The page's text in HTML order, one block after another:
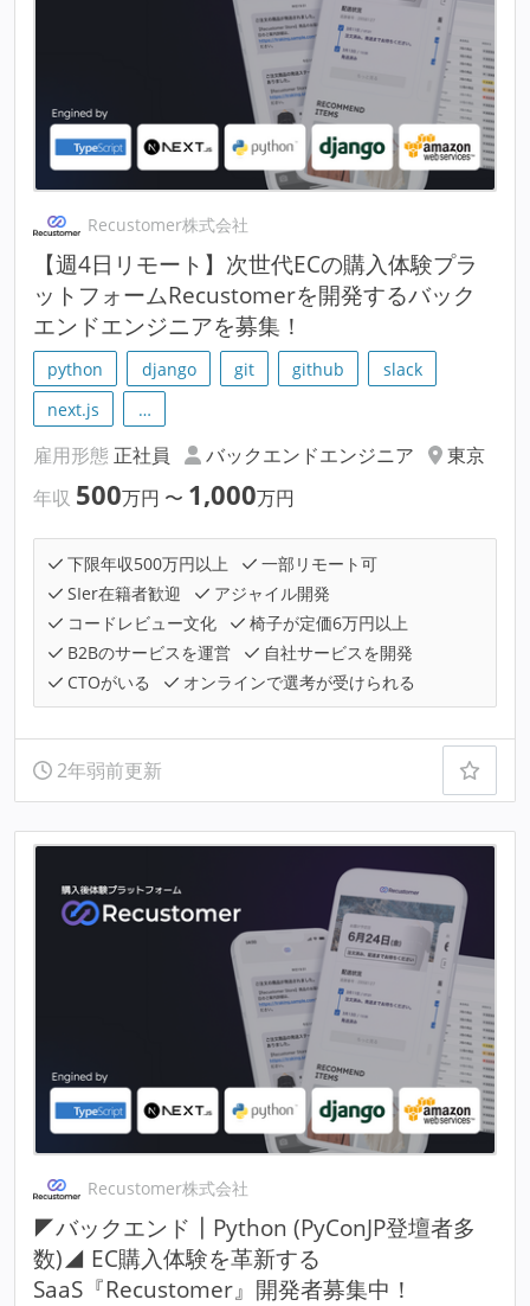
Recustomer株式会社
【週4日リモート】次世代ECの購入体験プラ
ットフォームRecustomerを開発するバック
エンドエンジニアを募集！
python django git github
slack
next.js
…
雇用形態 正社員 バックエンドエンジニア
東京
年収 500万円 〜 1,000万円
下限年収500万円以上
一部リモート可
SIer在籍者歓迎
アジャイル開発
コードレビュー文化
椅子が定価6万円以上
B2Bのサービスを運営
自社サービスを開発
CTOがいる
オンラインで選考が受けられる
2年弱前更新
Recustomer株式会社
◤バックエンド┃Python (PyConJP登壇者多
数)◢ EC購入体験を革新する
SaaS『Recustomer』開発者募集中！